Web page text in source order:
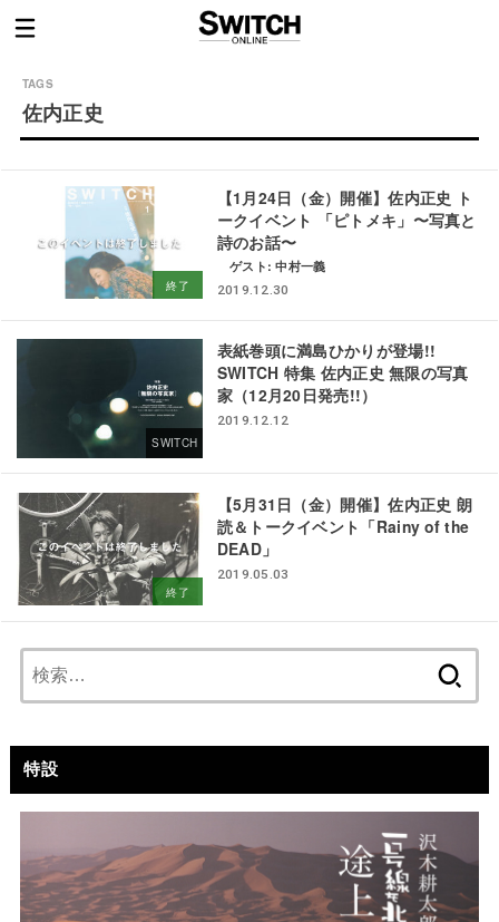
佐内正史
終了
【1月24日（金）開催】佐内正史 ト
ークイベント
「ピトメキ」〜写真と
詩のお話〜
ゲスト: 中村一義
2019.12.30
SWITCH
表紙巻頭に満島ひかりが登場!!
SWITCH 特集 佐内正史 無限の写真
家（12月20日発売!!）
2019.12.12
終了
【5月31日（金）開催】佐内正史 朗
読＆トークイベント「Rainy of the
DEAD」
2019.05.03
特設